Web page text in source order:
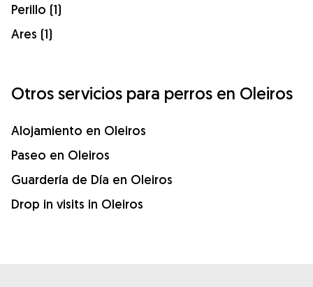
Perillo (1)
Ares (1)
Otros servicios para perros en Oleiros
Alojamiento en Oleiros
Paseo en Oleiros
Guardería de Día en Oleiros
Drop in visits in Oleiros